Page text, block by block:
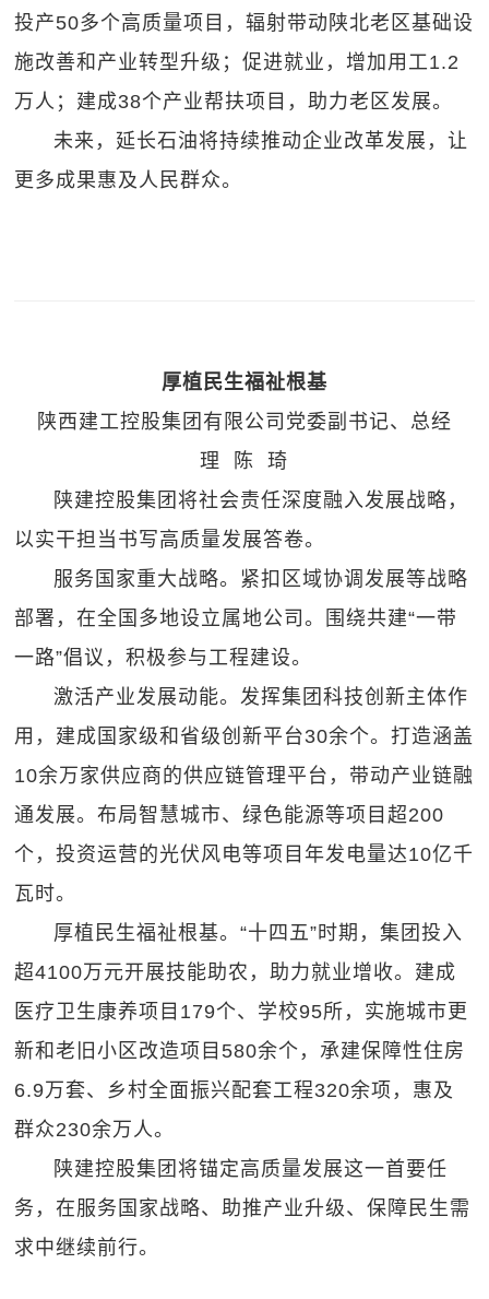
投产50多个高质量项目，辐射带动陕北老区基础设
施改善和产业转型升级；促进就业，增加用工1.2
万人；建成38个产业帮扶项目，助力老区发展。
未来，延长石油将持续推动企业改革发展，让
更多成果惠及人民群众。
厚植民生福祉根基
陕西建工控股集团有限公司党委副书记、总经
理 陈 琦
陕建控股集团将社会责任深度融入发展战略，
以实干担当书写高质量发展答卷。
服务国家重大战略。紧扣区域协调发展等战略
部署，在全国多地设立属地公司。围绕共建“一带
一路”倡议，积极参与工程建设。
激活产业发展动能。发挥集团科技创新主体作
用，建成国家级和省级创新平台30余个。打造涵盖
10余万家供应商的供应链管理平台，带动产业链融
通发展。布局智慧城市、绿色能源等项目超200
个，投资运营的光伏风电等项目年发电量达10亿千
瓦时。
厚植民生福祉根基。“十四五”时期，集团投入
超4100万元开展技能助农，助力就业增收。建成
医疗卫生康养项目179个、学校95所，实施城市更
新和老旧小区改造项目580余个，承建保障性住房
6.9万套、乡村全面振兴配套工程320余项，惠及
群众230余万人。
陕建控股集团将锚定高质量发展这一首要任
务，在服务国家战略、助推产业升级、保障民生需
求中继续前行。